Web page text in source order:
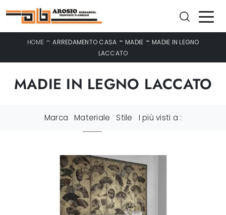
HOME -ARREDAMENTO CASA - MADIE - MADIE IN LEGNO
LACCATO
MADIE IN LEGNO LACCATO
Marca Materiale Stile I più visti a :